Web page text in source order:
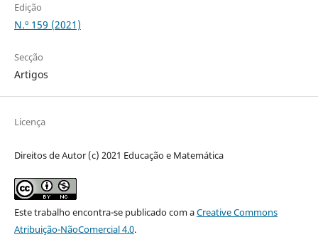
Edição
N.º 159 (2021)
Secção
Artigos
Licença
Direitos de Autor (c) 2021 Educação e Matemática
Este trabalho encontra-se publicado com aCreative Commons
Atribuição-NãoComercial 4.0.